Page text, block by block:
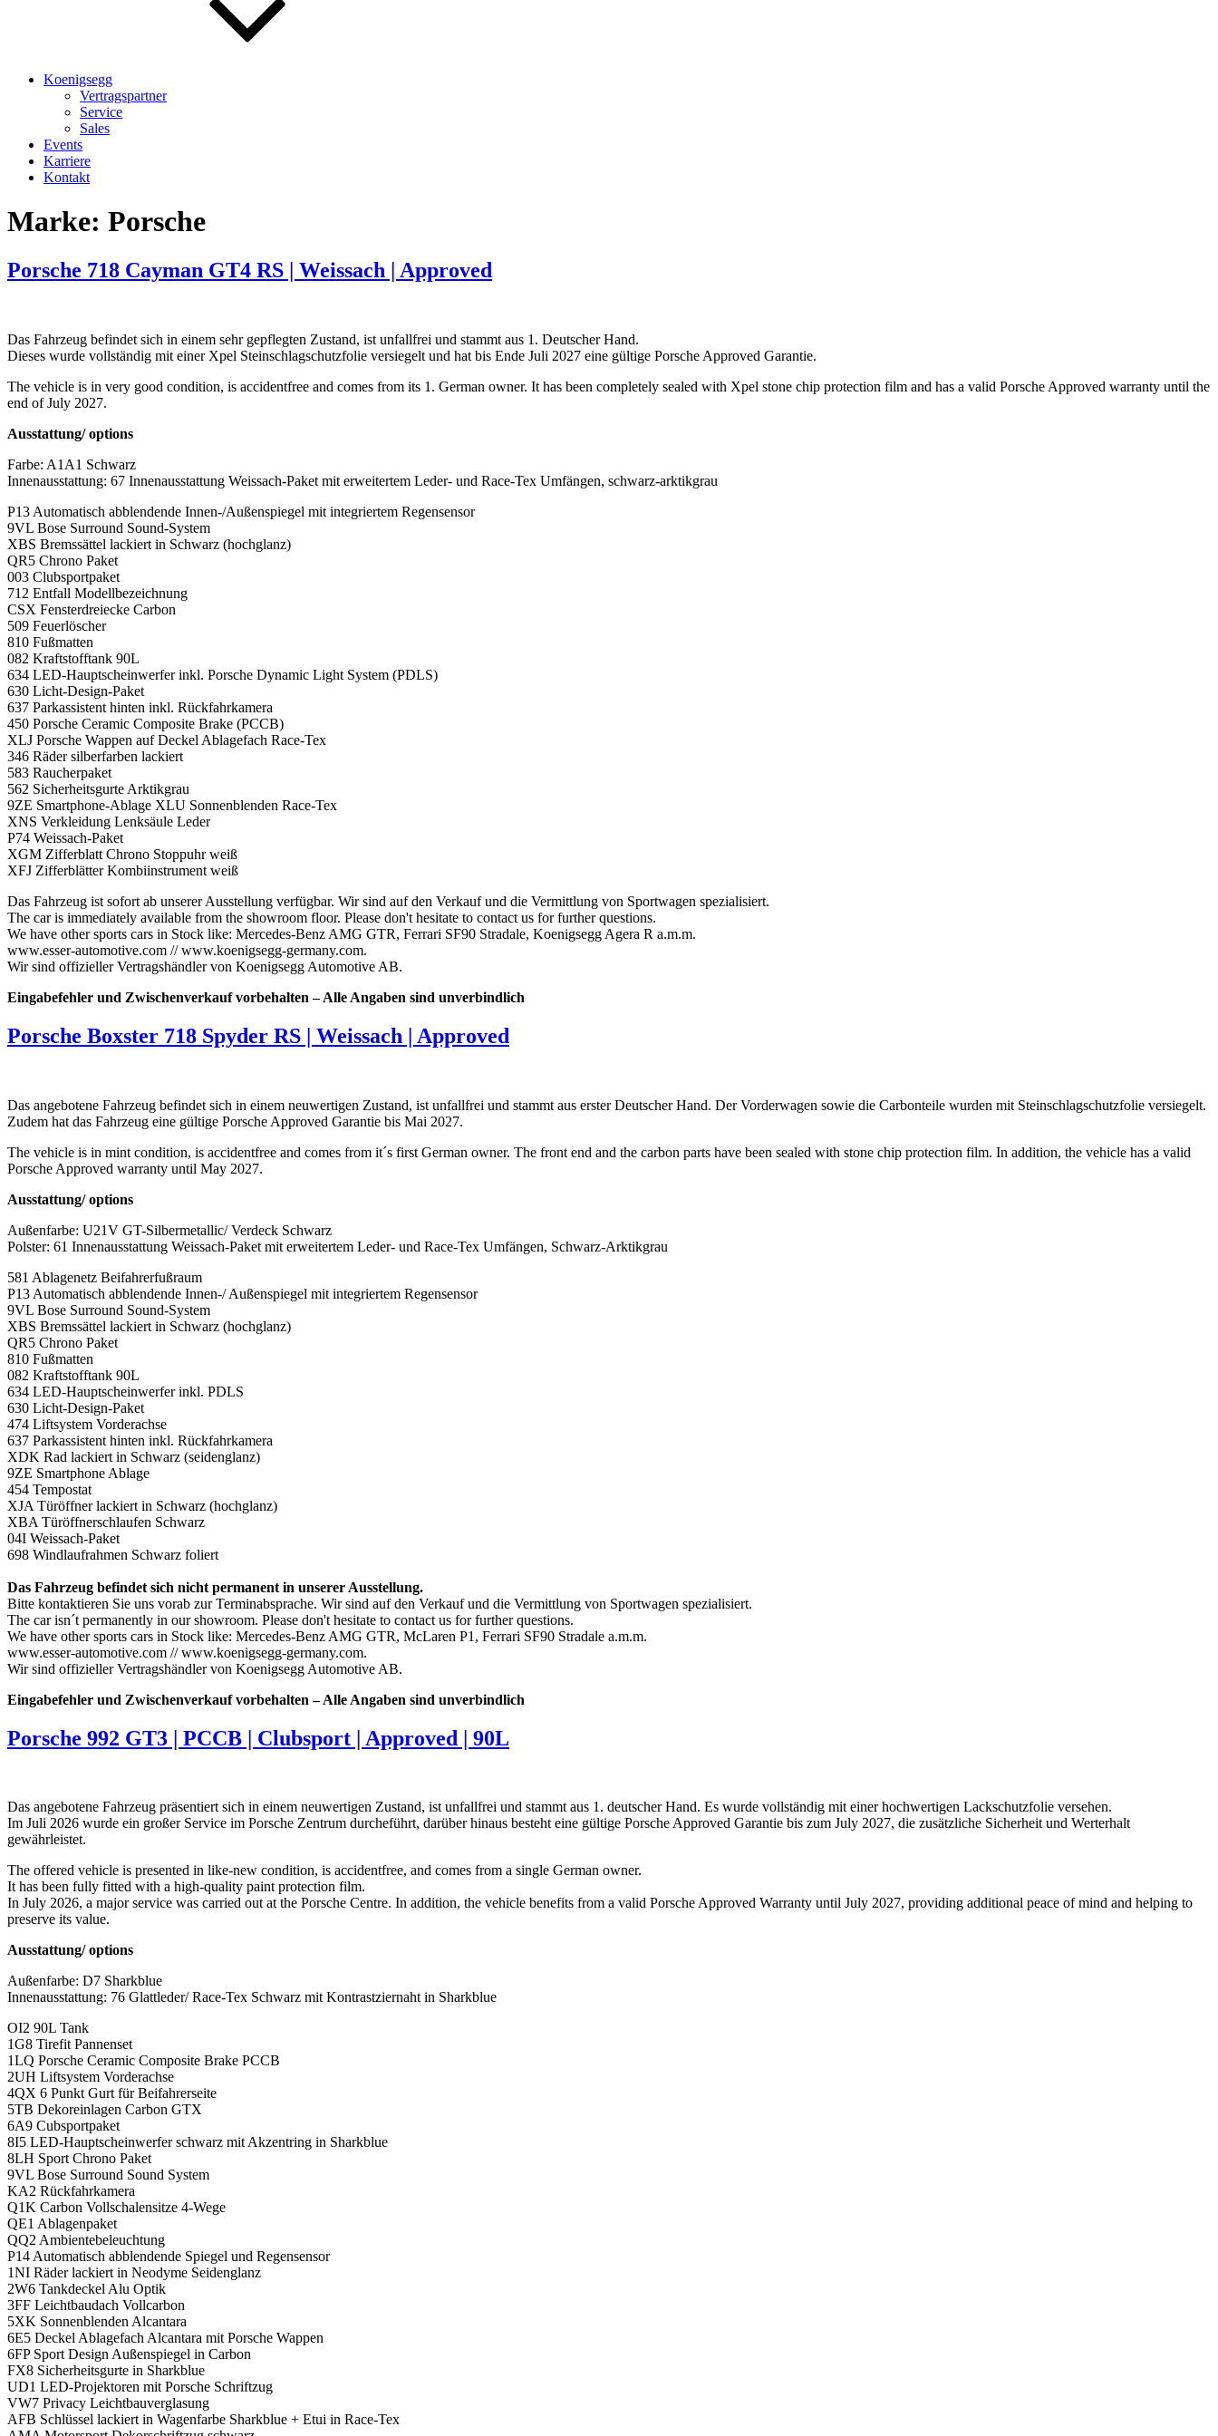
Koenigsegg
Vertragspartner
Service
Sales
Events
Karriere
Kontakt
Marke: Porsche
Porsche 718 Cayman GT4 RS | Weissach | Approved
Das Fahrzeug befindet sich in einem sehr gepflegten Zustand, ist unfallfrei und stammt aus 1. Deutscher Hand.
Dieses wurde vollständig mit einer Xpel Steinschlagschutzfolie versiegelt und hat bis Ende Juli 2027 eine gültige Porsche Approved Garantie.
The vehicle is in very good condition, is accidentfree and comes from its 1. German owner. It has been completely sealed with Xpel stone chip protection film and has a valid Porsche Approved warranty until the
end of July 2027.
Ausstattung/ options
Farbe: A1A1 Schwarz
Innenausstattung: 67 Innenausstattung Weissach-Paket mit erweitertem Leder- und Race-Tex Umfängen, schwarz-arktikgrau
P13 Automatisch abblendende Innen-/Außenspiegel mit integriertem Regensensor
9VL Bose Surround Sound-System
XBS Bremssättel lackiert in Schwarz (hochglanz)
QR5 Chrono Paket
003 Clubsportpaket
712 Entfall Modellbezeichnung
CSX Fensterdreiecke Carbon
509 Feuerlöscher
810 Fußmatten
082 Kraftstofftank 90L
634 LED-Hauptscheinwerfer inkl. Porsche Dynamic Light System (PDLS)
630 Licht-Design-Paket
637 Parkassistent hinten inkl. Rückfahrkamera
450 Porsche Ceramic Composite Brake (PCCB)
XLJ Porsche Wappen auf Deckel Ablagefach Race-Tex
346 Räder silberfarben lackiert
583 Raucherpaket
562 Sicherheitsgurte Arktikgrau
9ZE Smartphone-Ablage XLU Sonnenblenden Race-Tex
XNS Verkleidung Lenksäule Leder
P74 Weissach-Paket
XGM Zifferblatt Chrono Stoppuhr weiß
XFJ Zifferblätter Kombiinstrument weiß
Das Fahrzeug ist sofort ab unserer Ausstellung verfügbar. Wir sind auf den Verkauf und die Vermittlung von Sportwagen spezialisiert.
The car is immediately available from the showroom floor. Please don't hesitate to contact us for further questions.
We have other sports cars in Stock like: Mercedes-Benz AMG GTR, Ferrari SF90 Stradale, Koenigsegg Agera R a.m.m.
www.esser-automotive.com // www.koenigsegg-germany.com.
Wir sind offizieller Vertragshändler von Koenigsegg Automotive AB.
Eingabefehler und Zwischenverkauf vorbehalten – Alle Angaben sind unverbindlich
Porsche Boxster 718 Spyder RS | Weissach | Approved
Das angebotene Fahrzeug befindet sich in einem neuwertigen Zustand, ist unfallfrei und stammt aus erster Deutscher Hand. Der Vorderwagen sowie die Carbonteile wurden mit Steinschlagschutzfolie versiegelt.
Zudem hat das Fahrzeug eine gültige Porsche Approved Garantie bis Mai 2027.
The vehicle is in mint condition, is accidentfree and comes from it´s first German owner. The front end and the carbon parts have been sealed with stone chip protection film. In addition, the vehicle has a valid
Porsche Approved warranty until May 2027.
Ausstattung/ options
Außenfarbe: U21V GT-Silbermetallic/ Verdeck Schwarz
Polster: 61 Innenausstattung Weissach-Paket mit erweitertem Leder- und Race-Tex Umfängen, Schwarz-Arktikgrau
581 Ablagenetz Beifahrerfußraum
P13 Automatisch abblendende Innen-/ Außenspiegel mit integriertem Regensensor
9VL Bose Surround Sound-System
XBS Bremssättel lackiert in Schwarz (hochglanz)
QR5 Chrono Paket
810 Fußmatten
082 Kraftstofftank 90L
634 LED-Hauptscheinwerfer inkl. PDLS
630 Licht-Design-Paket
474 Liftsystem Vorderachse
637 Parkassistent hinten inkl. Rückfahrkamera
XDK Rad lackiert in Schwarz (seidenglanz)
9ZE Smartphone Ablage
454 Tempostat
XJA Türöffner lackiert in Schwarz (hochglanz)
XBA Türöffnerschlaufen Schwarz
04I Weissach-Paket
698 Windlaufrahmen Schwarz foliert
Das Fahrzeug befindet sich nicht permanent in unserer Ausstellung.
Bitte kontaktieren Sie uns vorab zur Terminabsprache. Wir sind auf den Verkauf und die Vermittlung von Sportwagen spezialisiert.
The car isn´t permanently in our showroom. Please don't hesitate to contact us for further questions.
We have other sports cars in Stock like: Mercedes-Benz AMG GTR, McLaren P1, Ferrari SF90 Stradale a.m.m.
www.esser-automotive.com // www.koenigsegg-germany.com.
Wir sind offizieller Vertragshändler von Koenigsegg Automotive AB.
Eingabefehler und Zwischenverkauf vorbehalten – Alle Angaben sind unverbindlich
Porsche 992 GT3 | PCCB | Clubsport | Approved | 90L
Das angebotene Fahrzeug präsentiert sich in einem neuwertigen Zustand, ist unfallfrei und stammt aus 1. deutscher Hand. Es wurde vollständig mit einer hochwertigen Lackschutzfolie versehen.
Im Juli 2026 wurde ein großer Service im Porsche Zentrum durcheführt, darüber hinaus besteht eine gültige Porsche Approved Garantie bis zum July 2027, die zusätzliche Sicherheit und Werterhalt
gewährleistet.
The offered vehicle is presented in like-new condition, is accidentfree, and comes from a single German owner.
It has been fully fitted with a high-quality paint protection film.
In July 2026, a major service was carried out at the Porsche Centre. In addition, the vehicle benefits from a valid Porsche Approved Warranty until July 2027, providing additional peace of mind and helping to
preserve its value.
Ausstattung/ options
Außenfarbe: D7 Sharkblue
Innenausstattung: 76 Glattleder/ Race-Tex Schwarz mit Kontrastziernaht in Sharkblue
OI2 90L Tank
1G8 Tirefit Pannenset
1LQ Porsche Ceramic Composite Brake PCCB
2UH Liftsystem Vorderachse
4QX 6 Punkt Gurt für Beifahrerseite
5TB Dekoreinlagen Carbon GTX
6A9 Cubsportpaket
8I5 LED-Hauptscheinwerfer schwarz mit Akzentring in Sharkblue
8LH Sport Chrono Paket
9VL Bose Surround Sound System
KA2 Rückfahrkamera
Q1K Carbon Vollschalensitze 4-Wege
QE1 Ablagenpaket
QQ2 Ambientebeleuchtung
P14 Automatisch abblendende Spiegel und Regensensor
1NI Räder lackiert in Neodyme Seidenglanz
2W6 Tankdeckel Alu Optik
3FF Leichtbaudach Vollcarbon
5XK Sonnenblenden Alcantara
6E5 Deckel Ablagefach Alcantara mit Porsche Wappen
6FP Sport Design Außenspiegel in Carbon
FX8 Sicherheitsgurte in Sharkblue
UD1 LED-Projektoren mit Porsche Schriftzug
VW7 Privacy Leichtbauverglasung
AFB Schlüssel lackiert in Wagenfarbe Sharkblue + Etui in Race-Tex